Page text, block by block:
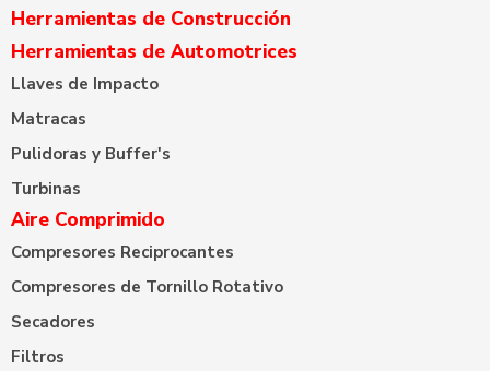
Herramientas de Construcción
Herramientas de Automotrices
Llaves de Impacto
Matracas
Pulidoras y Buffer's
Turbinas
Aire Comprimido
Compresores Reciprocantes
Compresores de Tornillo Rotativo
Secadores
Filtros